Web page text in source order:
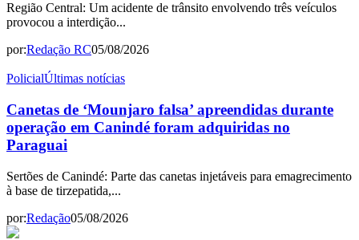
Região Central: Um acidente de trânsito envolvendo três veículos
provocou a interdição...
por:Redação RC05/08/2026
PolicialÚltimas notícias
Canetas de ‘Mounjaro falsa’ apreendidas durante
operação em Canindé foram adquiridas no
Paraguai
Sertões de Canindé: Parte das canetas injetáveis para emagrecimento
à base de tirzepatida,...
por:Redação05/08/2026